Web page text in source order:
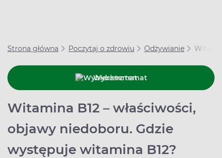
Strona główna Poczytaj o zdrowiu Odżywianie
Wybierz temat
Witamina B12 – właściwości,
objawy niedoboru. Gdzie
występuje witamina B12?